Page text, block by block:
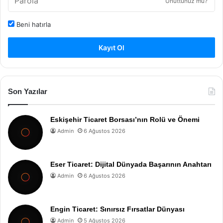
Beni hatırla
Kayıt Ol
Son Yazılar
Eskişehir Ticaret Borsası’nın Rolü ve Önemi
Admin 6 Ağustos 2026
Eser Ticaret: Dijital Dünyada Başarının Anahtarı
Admin 6 Ağustos 2026
Engin Ticaret: Sınırsız Fırsatlar Dünyası
Admin 5 Ağustos 2026